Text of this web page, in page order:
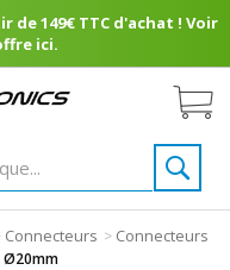
149€ TTC d'achat ! Voir
ici.
Connecteurs > Connecteurs
Ø20mm